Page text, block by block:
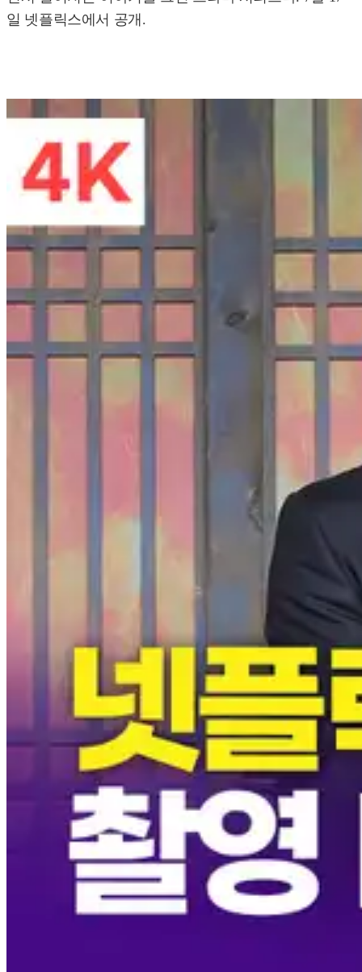
일 넷플릭스에서 공개.